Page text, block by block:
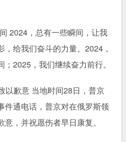
2024，总有一些瞬间，让我
给我们奋斗的力量。2024，
2025，我们继续奋力前行。
以歉意 当地时间28日，普京
件通电话，普京对在俄罗斯领
，并祝愿伤者早日康复。